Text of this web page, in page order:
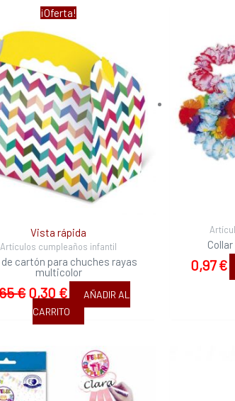
¡Oferta!
Vista rápida
Artículos cumpleaños infantil
de cartón para chuches rayas
multicolor
€
precio
era:
0,65 €.
0,30 €
El
actual
es:
0,30 €.
AÑADIR AL
CARRITO
0,97€